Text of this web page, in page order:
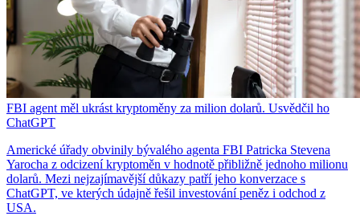
FBI agent měl ukrást kryptoměny za milion dolarů. Usvědčil ho
ChatGPT
Americké úřady obvinily bývalého agenta FBI Patricka Stevena
Yarocha z odcizení kryptoměn v hodnotě přibližně jednoho milionu
dolarů. Mezi nejzajímavější důkazy patří jeho konverzace s
ChatGPT, ve kterých údajně řešil investování peněz i odchod z
USA.